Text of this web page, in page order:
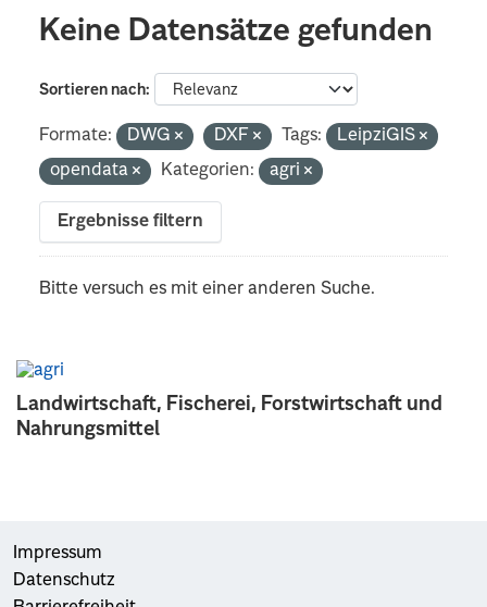
Landwirtschaft, Fischerei, Forstwirtschaft und
Nahrungsmittel
Keine Datensätze gefunden
Sortieren nach
Formate: DWG DXF Tags:
LeipziGIS
opendata
Kategorien: agri
Ergebnisse filtern
Bitte versuch es mit einer anderen Suche.
Impressum
Datenschutz